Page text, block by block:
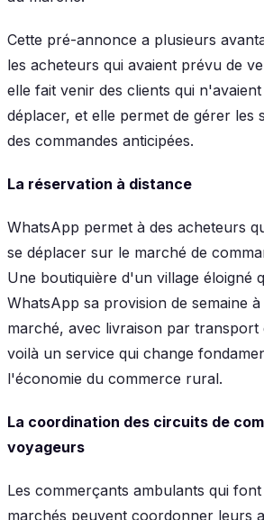
Cette pré-annonce a plusieurs
les acheteurs qui avaient prévu de
elle fait venir des clients qui
déplacer, et elle permet de gérer les
des commandes anticipées.
La réservation à distance
WhatsApp permet à des acheteurs
se déplacer sur le marché de
Une boutiquière d'un village éloigné
WhatsApp sa provision de semaine
marché, avec livraison par
voilà un service qui change
l'économie du commerce rural.
La coordination des circuits de
voyageurs
Les commerçants ambulants qui
marchés peuvent coordonner leurs